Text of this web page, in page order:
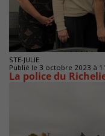
STE-JULIE
Publié le 3 octobre 2023 à
La police du